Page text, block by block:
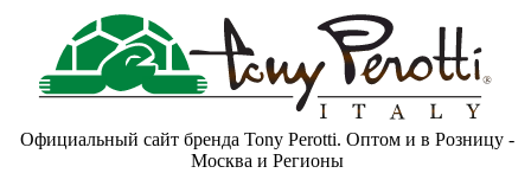
Официальный сайт бренда Tony Perotti. Оптом и в Розницу -
Москва и Регионы